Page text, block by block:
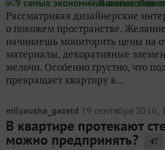
Рассматривая дизайнерские
о похожем пространстве.
начинаешь мониторить цены на
материалы, декоративные
мелочи. Особенно грустно, что
превращает квартиру в...
milyausha_gazetd 19 сентября 2016,
В квартире протекают
можно предпринять? 47